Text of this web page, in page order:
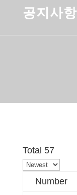
공지사항
Total 57
Number